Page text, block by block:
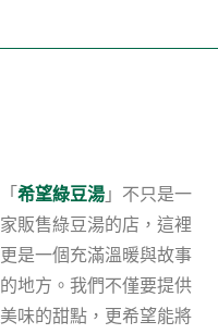
「 希望綠豆湯 」不只是一
家販售綠豆湯的店，這裡
更是一個充滿溫暖與故事
的地方。我們不僅要提供
美味的甜點，更希望能將